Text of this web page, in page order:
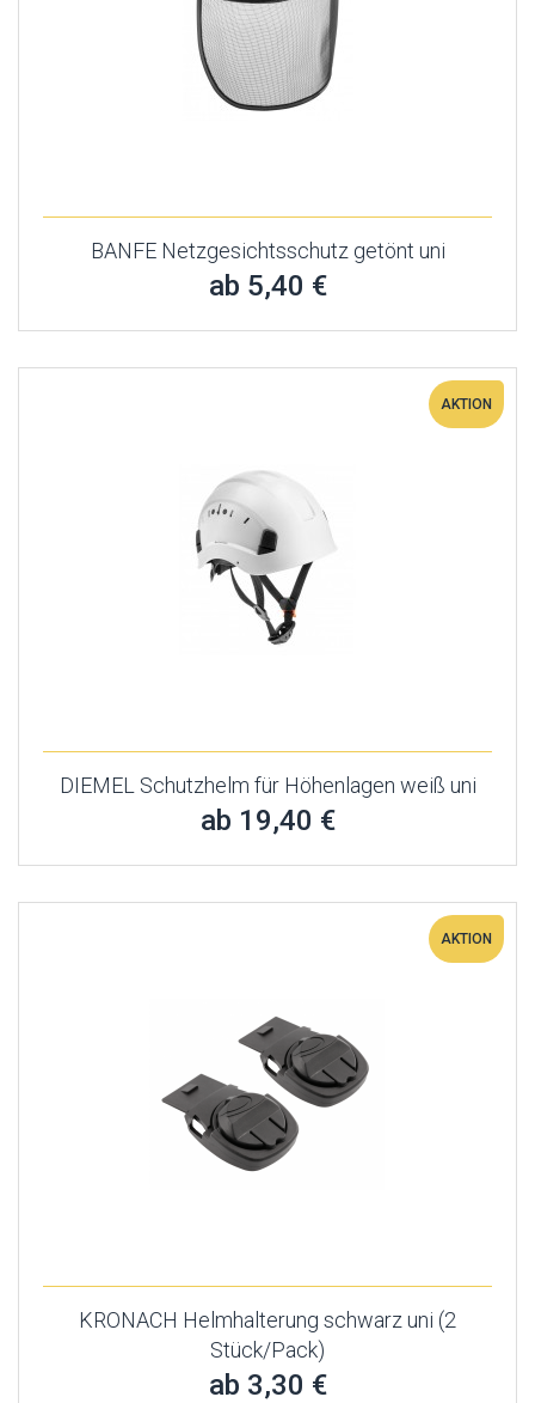
BANFE Netzgesichtsschutz getönt uni
ab 5,40 €
AKTION
DIEMEL Schutzhelm für Höhenlagen weiß uni
ab 19,40 €
AKTION
KRONACH Helmhalterung schwarz uni (2
Stück/Pack)
ab 3,30 €